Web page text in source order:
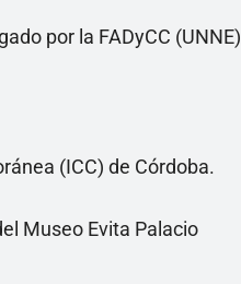
por la FADyCC (UNNE)
(ICC) de Córdoba.
Museo Evita Palacio